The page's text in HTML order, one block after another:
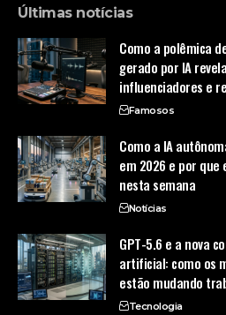
Últimas notícias
Como a polêmica
gerado por IA
influenciadores e
Famosos
Como a IA
em 2026 e por
nesta semana
Notícias
GPT-5.6 e a nova
artificial: como os
estão mudando
Tecnologia